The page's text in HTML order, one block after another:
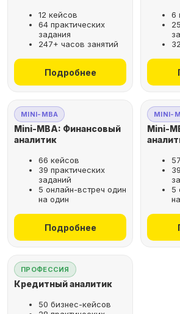
12 кейсов
64 практических
задания
247+ часов занятий
Подробнее
6
MINI-MBA
Mini-MBA: Финансовый
аналитик
66 кейсов
39 практических
заданий
5 онлайн-встреч один
на один
Подробнее
MINI-
Mini-
5
ПРОФЕССИЯ
Кредитный аналитик
50 бизнес-кейсов
Рассрочка за 2 минуты,
не выходя из дома
Выбрать курс
оптимальную программу для
Оставьте заявку
на бесплатную
консультацию